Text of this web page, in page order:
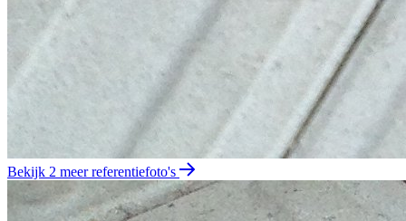
Bekijk 2 meer referentiefoto's